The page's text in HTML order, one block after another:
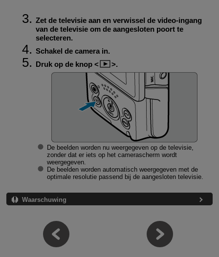
Zet de televisie aan en verwissel de video-ingang
van de televisie om de aangesloten poort te
selecteren.
Schakel de camera in.
Druk op de knop
.
De beelden worden nu weergegeven op de televisie,
zonder dat er iets op het camerascherm wordt
weergegeven.
De beelden worden automatisch weergegeven met de
optimale resolutie passend bij de aangesloten televisie.
Waarschuwing